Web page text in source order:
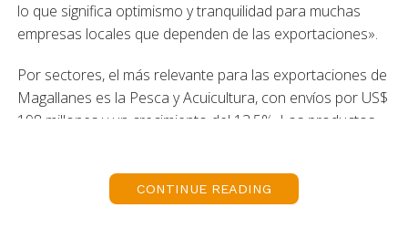
lo que significa optimismo y tranquilidad para muchas
empresas locales que dependen de las exportaciones».
Por sectores, el más relevante para las exportaciones de
Magallanes es la Pesca y Acuicultura, con envíos por US$
198 millones y un crecimiento del 13,5%. Los productos
bacalao de profundidad (US$ 8 millones), y merluza
CONTINUE READING